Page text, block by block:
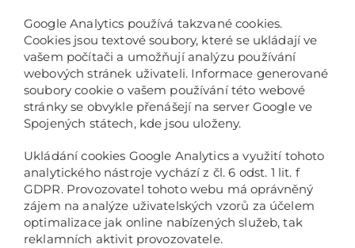
Google Analytics používá takzvané cookies.
Cookies jsou textové soubory, které se ukládají ve
vašem počítači a umožňují analýzu používání
webových stránek uživateli. Informace generované
soubory cookie o vašem používání této webové
stránky se obvykle přenášejí na server Google ve
Spojených státech, kde jsou uloženy.
Ukládání cookies Google Analytics a využití tohoto
analytického nástroje vychází z čl. 6 odst. 1 lit. f
GDPR. Provozovatel tohoto webu má oprávněný
zájem na analýze uživatelských vzorů za účelem
optimalizace jak online nabízených služeb, tak
reklamních aktivit provozovatele.